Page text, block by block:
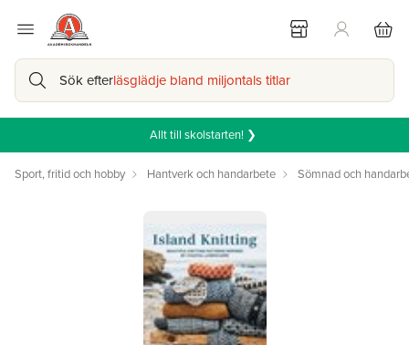
Sök efterläsglädje bland miljontals titlar
Allt till skolstarten! ❯
Sport, fritid och hobby Hantverk och handarbete Sömnad och